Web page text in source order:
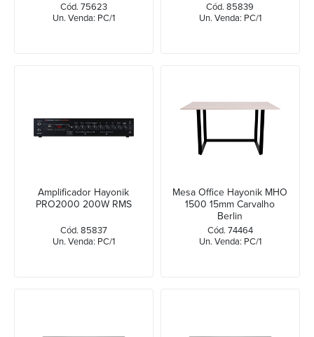
Cód. 75623
Un. Venda: PC/1
Cód. 85839
Un. Venda: PC/1
Amplificador Hayonik
PRO2000 200W RMS
Cód. 85837
Un. Venda: PC/1
Mesa Office Hayonik MHO
1500 15mm Carvalho
Berlin
Cód. 74464
Un. Venda: PC/1